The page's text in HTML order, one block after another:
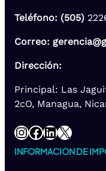
Teléfono: (505)
Correo:
Dirección:
Principal: Las
2cO, Managua,
InstagramFacebook LinkedIn X
INFORMACION DE